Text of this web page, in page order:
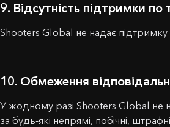
9. Відсутність підтримки по
Shooters Global не надає підтримку
10. Обмеження
У жодному разі Shooters Global не
за будь-які непрямі, побічні,
Додайте SG Timer у кошик і
ТАК, Я РОЗУМІЮ